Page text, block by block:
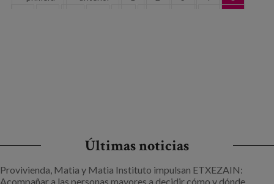
Últimas noticias
Provivienda, Matia y Matia Instituto impulsan ETXEZAIN:
Acompañar a las personas mayores a decidir cómo y dónde